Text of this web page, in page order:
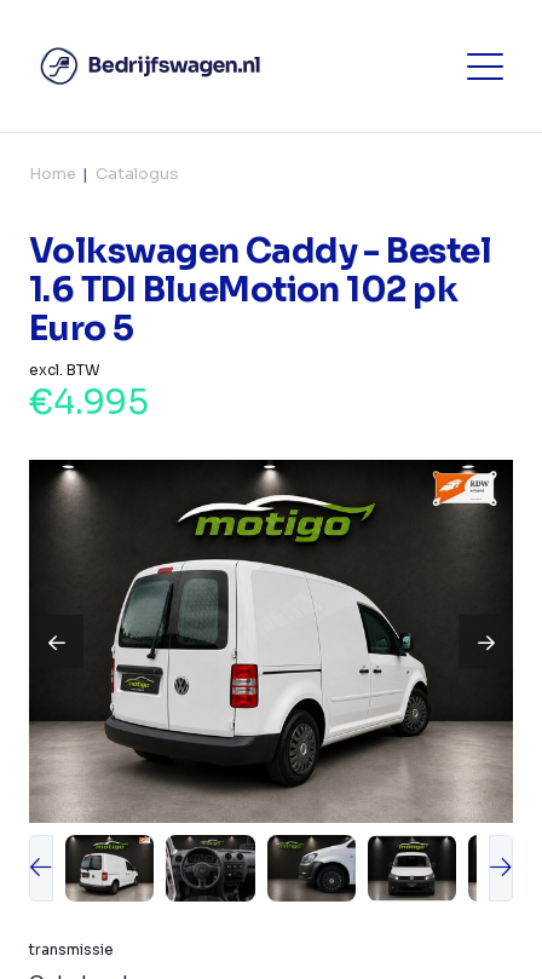
Home Catalogus
Volkswagen Caddy - Bestel
1.6 TDI BlueMotion 102 pk
Euro 5
excl. BTW
€4.995
transmissie